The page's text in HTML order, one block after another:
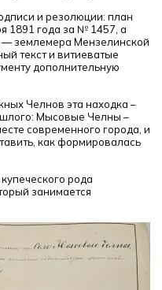
и резолюции: план
1891 года за № 1457, а
— землемера Мензелинской
текст и витиеватые
дополнительную
Челнов эта находка –
Мысовые Челны –
современного города, и
как формировалась
рода
занимается